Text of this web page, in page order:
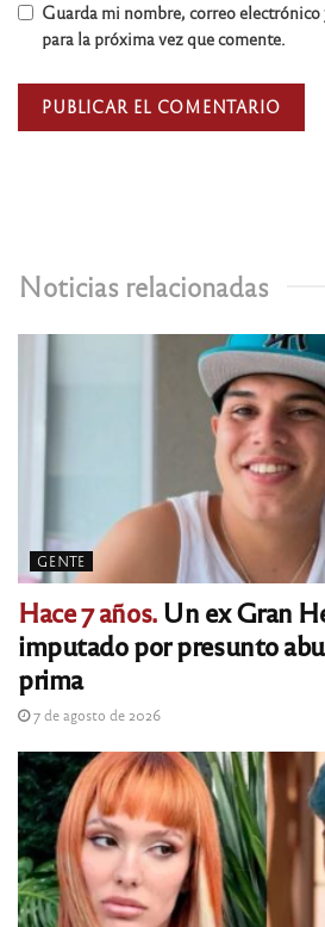
Noticias relacionadas
GENTE
Hace 7 años.Un ex Gran
imputado por presunto
prima
7 de agosto de 2026
Guarda mi nombre, correo electrónico
para la próxima vez que comente.